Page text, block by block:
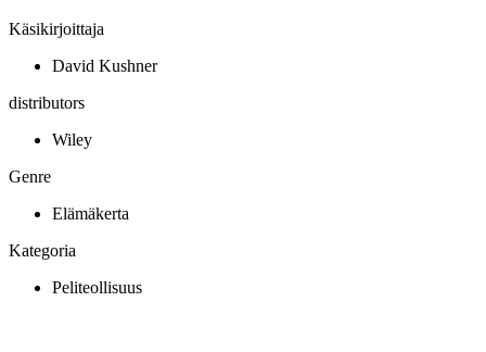
Käsikirjoittaja
David Kushner
distributors
Wiley
Genre
Elämäkerta
Kategoria
Peliteollisuus